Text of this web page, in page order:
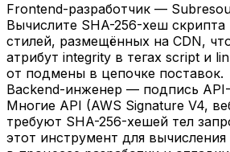
Frontend-разработчик —
Вычислите SHA-256-хеш
стилей, размещённых на CDN,
атрибут integrity в тегах script и
от подмены в цепочке поставок.
Backend-инженер — подпись
Многие API (AWS Signature V4,
требуют SHA-256-хешей тел
этот инструмент для